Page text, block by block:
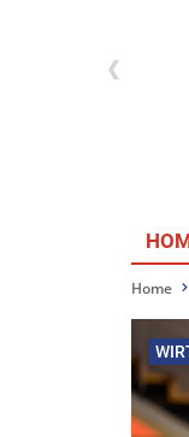
Home